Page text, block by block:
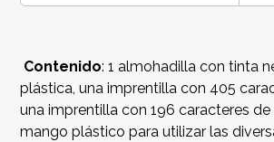
Contenido: 1 almohadilla con tinta
plástica, una imprentilla con 405
una imprentilla con 196 caracteres de
mango plástico para utilizar las